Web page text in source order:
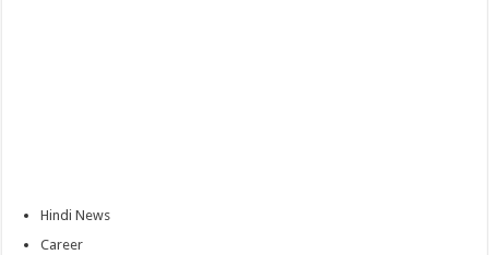
Hindi News
Career